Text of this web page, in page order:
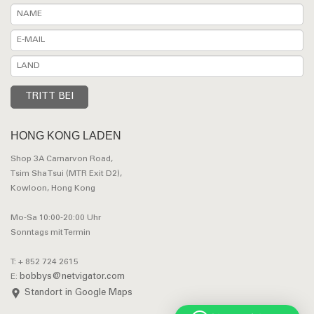
HONG KONG LADEN
Shop 3A Carnarvon Road,
Tsim Sha Tsui (MTR Exit D2),
Kowloon, Hong Kong
Mo-Sa 10:00-20:00 Uhr
Sonntags mit Termin
T: + 852 724 2615
E: bobbys@netvigator.com
Standort in Google Maps